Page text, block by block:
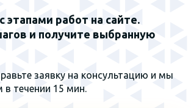
этапами работ на сайте.
и получите выбранную
заявку на консультацию и мы
в течении 15 мин.